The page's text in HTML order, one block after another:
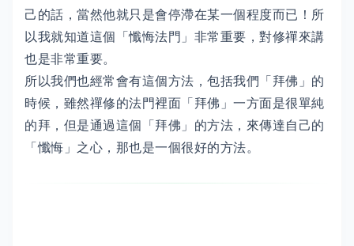
己的話，當然他就只是會停滯在某一個程度而已！所
以我就知道這個「懺悔法門」非常重要，對修禪來講
也是非常重要。
所以我們也經常會有這個方法，包括我們「拜佛」的
時候，雖然禪修的法門裡面「拜佛」一方面是很單純
的拜，但是通過這個「拜佛」的方法，來傳達自己的
「懺悔」之心，那也是一個很好的方法。